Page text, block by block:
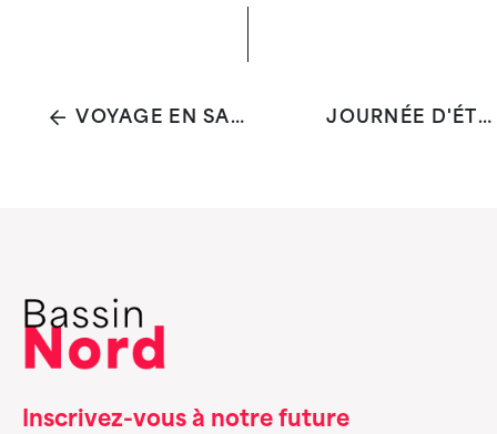
VOYAGE EN SANTÉ MENTALE COMMUNAUTAIRE JOURNÉE D'ÉTUDE FOUS SENSÉS OU SENS DES FOUS?
Inscrivez-vous à notre future